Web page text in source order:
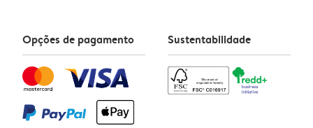
Opções de pagamento Sustentabilidade